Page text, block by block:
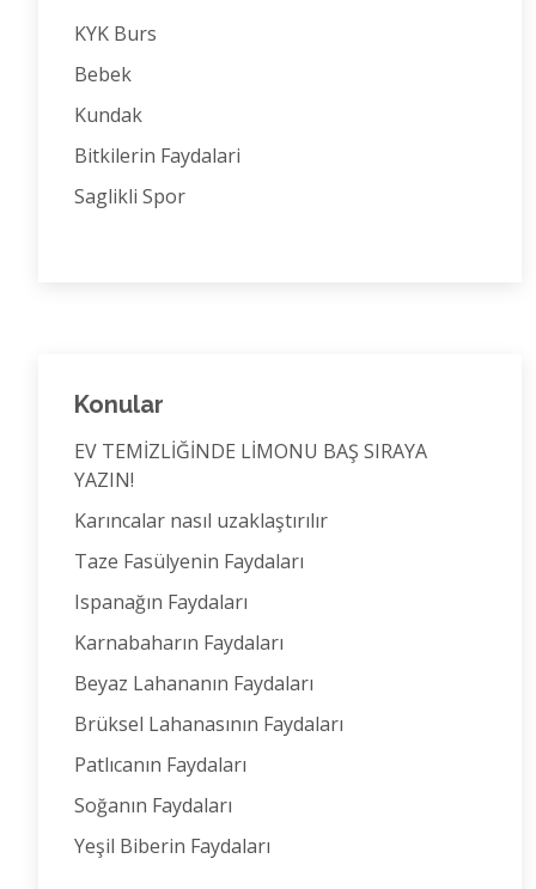
KYK Burs
Bebek
Kundak
Bitkilerin Faydalari
Saglikli Spor
Konular
EV TEMİZLİĞİNDE LİMONU BAŞ SIRAYA
YAZIN!
Karıncalar nasıl uzaklaştırılır
Taze Fasülyenin Faydaları
Ispanağın Faydaları
Karnabaharın Faydaları
Beyaz Lahananın Faydaları
Brüksel Lahanasının Faydaları
Patlıcanın Faydaları
Soğanın Faydaları
Yeşil Biberin Faydaları